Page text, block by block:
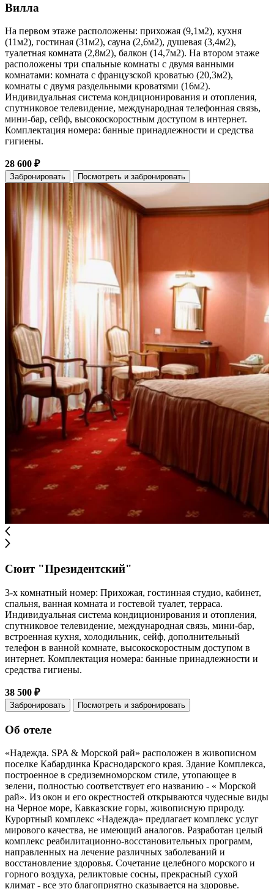
Вилла
На первом этаже расположены: прихожая (9,1м2), кухня
(11м2), гостиная (31м2), сауна (2,6м2), душевая (3,4м2),
туалетная комната (2,8м2), балкон (14,7м2). На втором этаже
расположены три спальные комнаты с двумя ванными
комнатами: комната с французской кроватью (20,3м2),
комнаты с двумя раздельными кроватями (16м2).
Индивидуальная система кондиционирования и отопления,
спутниковое телевидение, международная телефонная связь,
мини-бар, сейф, высокоскоростным доступом в интернет.
Комплектация номера: банные принадлежности и средства
гигиены.
28 600 ₽
Забронировать Посмотреть и забронировать
Сюит "Президентский"
3-х комнатный номер: Прихожая, гостинная студио, кабинет,
спальня, ванная комната и гостевой туалет, терраса.
Индивидуальная система кондиционирования и отопления,
спутниковое телевидение, международная связь, мини-бар,
встроенная кухня, холодильник, сейф, дополнительный
телефон в ванной комнате, высокоскоростным доступом в
интернет. Комплектация номера: банные принадлежности и
средства гигиены.
38 500 ₽
Забронировать Посмотреть и забронировать
Об отеле
«Надежда. SPA & Морской рай» расположен в живописном
поселке Кабардинка Краснодарского края. Здание Комплекса,
построенное в средиземноморском стиле, утопающее в
зелени, полностью соответствует его названию - « Морской
рай». Из окон и его окрестностей открываются чудесные виды
на Черное море, Кавказские горы, живописную природу.
Курортный комплекс «Надежда» предлагает комплекс услуг
мирового качества, не имеющий аналогов. Разработан целый
комплекс реабилитационно-восстановительных программ,
направленных на лечение различных заболеваний и
восстановление здоровья. Сочетание целебного морского и
горного воздуха, реликтовые сосны, прекрасный сухой
климат - все это благоприятно сказывается на здоровье.